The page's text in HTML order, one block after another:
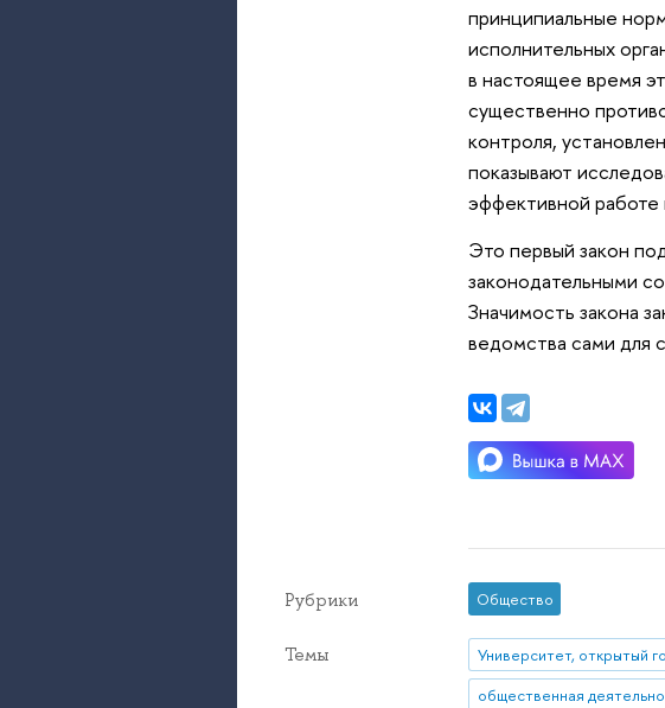
принципиальные
исполнительных
в настоящее время
существенно
контроля,
показывают
эффективной работе
Это первый закон
законодательными
Значимость закона
ведомства сами для
Рубрики Общество
Темы